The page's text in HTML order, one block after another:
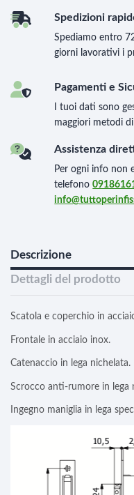
Spedizioni
Spediamo entro
giorni lavorativi i
Pagamenti e
I tuoi dati sono
maggiori metodi
Assistenza
Per ogni info non
telefono
Descrizione
Dettagli del prodotto
Scatola e coperchio in
Frontale in acciaio inox.
Catenaccio in lega nichelata.
Scrocco anti-rumore in lega
Ingegno maniglia in lega